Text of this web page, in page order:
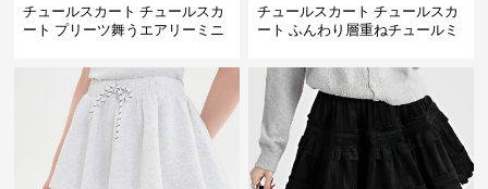
チュールスカート チュールスカ
ート プリーツ舞うエアリーミニ
チュールスカート チュールスカ
ート ふんわり層重ねチュールミ